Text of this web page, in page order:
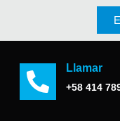
Llamar
+58 414